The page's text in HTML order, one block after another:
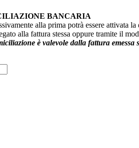
BANCARIA
alla prima potrà essere
alla fattura stessa oppure tramite il
è valevole dalla fattura